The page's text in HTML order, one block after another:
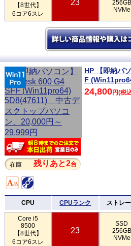
【8世代】
6コア6スレ
23
256GB
NVMe
在庫 残りあと2台
HP 【即納パ
F
24,800円(税
CPU CPUランク ストレ
Core i5
8500
【8世代】
6コア6スレ
23
SSD
256GB
NVMe